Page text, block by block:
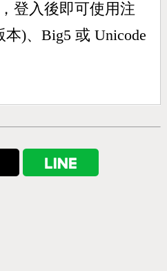
登入後即可使用注
)、Big5 或 Unicode